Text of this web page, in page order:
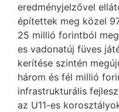
eredményjelzővel
építettek meg közel
25 millió forintból
es vadonatúj füves
kerítése szintén
három és fél millió
infrastrukturális
az U11-es